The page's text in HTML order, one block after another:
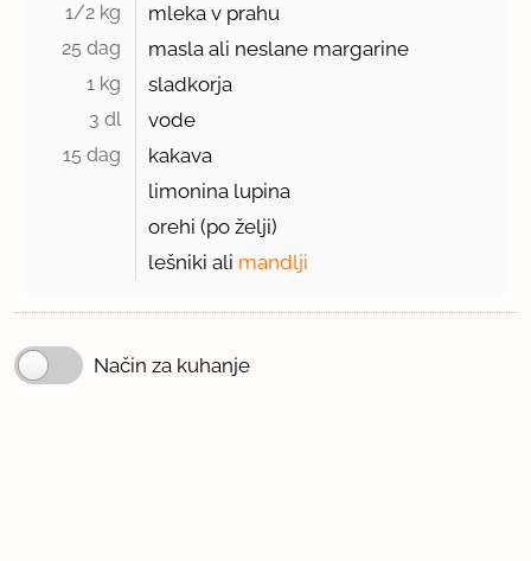
1/2 kg mleka v prahu
25 dag masla ali neslane margarine
1 kg sladkorja
3 dl vode
15 dag
kakava
limonina lupina
orehi (po želji)
lešniki ali mandlji
Način za kuhanje